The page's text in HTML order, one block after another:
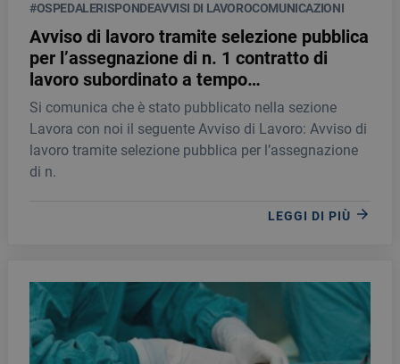
#OSPEDALERISPONDEAVVISI DI LAVOROCOMUNICAZIONI
Avviso di lavoro tramite selezione pubblica
per l’assegnazione di n. 1 contratto di
lavoro subordinato a tempo
DETERMINATO ed a tempo pieno quale
MEDICO SPECIALISTA IN MEDICINA
NUCLEARE con Esperienza nell’Imaging
PET/Radioligandi nei Parkinsonismi
Si comunica che è stato pubblicato nella sezione
Lavora con noi il seguente Avviso di Lavoro: Avviso di
lavoro tramite selezione pubblica per l’assegnazione
di n.
LEGGI DI PIÙ